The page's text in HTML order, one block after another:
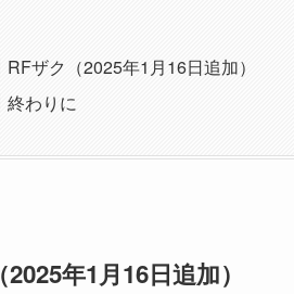
RFザク（2025年1月16日追加）
終わりに
（2025年1月16日追加）